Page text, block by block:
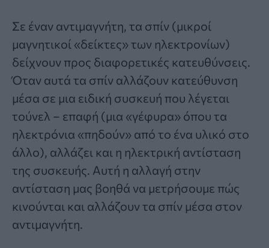
Σε έναν αντιμαγνήτη, τα σπίν (μικροί
μαγνητικοί «δείκτες» των ηλεκτρονίων)
δείχνουν προς διαφορετικές κατευθύνσεις.
Όταν αυτά τα σπίν αλλάζουν κατεύθυνση
μέσα σε μια ειδική συσκευή που λέγεται
τούνελ – επαφή (μια «γέφυρα» όπου τα
ηλεκτρόνια «πηδούν» από το ένα υλικό στο
άλλο), αλλάζει και η ηλεκτρική αντίσταση
της συσκευής. Αυτή η αλλαγή στην
αντίσταση μας βοηθά να μετρήσουμε πώς
κινούνται και αλλάζουν τα σπίν μέσα στον
αντιμαγνήτη.